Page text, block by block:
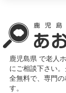
鹿児島県 で老人
にご相談下さい
全無料で、専門
す。